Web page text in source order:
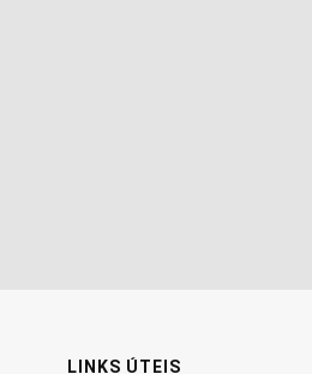
LINKS ÚTEIS